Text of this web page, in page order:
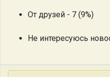
От друзей - 7 (9%)
Не интересуюсь